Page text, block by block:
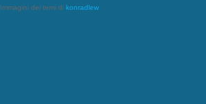
Immagini dei temi di konradlew